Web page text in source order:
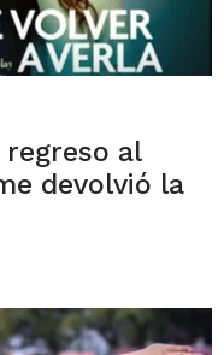
regreso al
devolvió la